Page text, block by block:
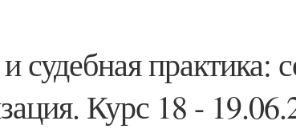
судебная практика:
Курс 18 -